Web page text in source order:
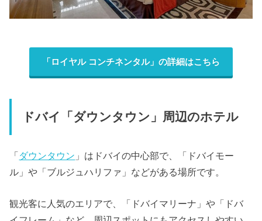
「ロイヤル コンチネンタル」の詳細はこちら
ドバイ「ダウンタウン」周辺のホテル
「ダウンタウン 」はドバイの中心部で、「ドバイモー
ル」や「ブルジュハリファ」などがある場所です。
観光客に人気のエリアで、「ドバイマリーナ」や「ドバ